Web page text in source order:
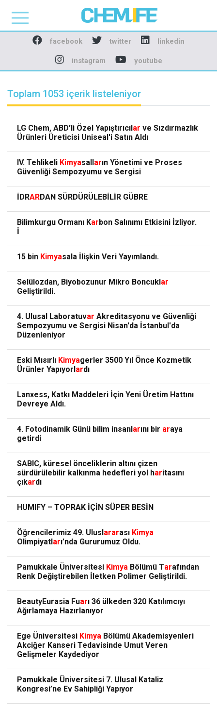
Chemlife - Basılı ve
facebook twitter linkedin
instagram youtube
Toplam 1053 içerik listeleniyor
LG Chem, ABD'li Özel Yapıştırıcıl ar ve Sızdırmazlık
Ürünleri Üreticisi Uniseal'i Satın Aldı
IV. Tehlikeli Kimyasall arın Yönetimi ve Proses
Güvenliği Sempozyumu ve Sergisi
İDRARDAN SÜRDÜRÜLEBİLİR GÜBRE
Bilimkurgu Ormanı Kar bon Salınımı Etkisini İzliyor.
İ
15 bin Kimyasala İlişkin Veri Yayımlandı.
Selülozdan, Biyobozunur Mikro Boncukl ar
Geliştirildi.
4. Ulusal Laboratuvar Akreditasyonu ve Güvenliği
Sempozyumu ve Sergisi Nisan'da İstanbul'da
Düzenleniyor
Eski Mısırlı Kimyagerler 3500 Yıl Önce Kozmetik
Ürünler Yapıyorl ardı
Lanxess, Katkı Maddeleri İçin Yeni Üretim Hattını
Devreye Aldı.
4. Fotodinamik Günü bilim insanl arını bir araya
getirdi
SABIC, küresel önceliklerin altını çizen
sürdürülebilir kalkınma hedefleri yol haritasını
çıkardı
HUMIFY – TOPRAK İÇİN SÜPER BESİN
Öğrencilerimiz 49. Ulusl ararası Kimya
Olimpiyatl arı’nda Gururumuz Oldu.
Pamukkale Üniversitesi Kimya Bölümü Tarafından
Renk Değiştirebilen İletken Polimer Geliştirildi.
BeautyEurasia Fuarı 36 ülkeden 320 Katılımcıyı
Ağırlamaya Hazırlanıyor
Ege Üniversitesi Kimya Bölümü Akademisyenleri
Akciğer Kanseri Tedavisinde Umut Veren
Gelişmeler Kaydediyor
Pamukkale Üniversitesi 7. Ulusal Kataliz
Kongresi’ne Ev Sahipliği Yapıyor